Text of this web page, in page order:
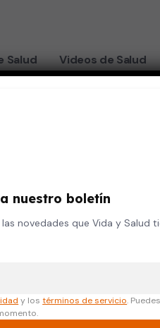
Salud Videos de Salud
nuestro boletín
novedades que Vida y Salud
y lostérminos de servicio. Puedes